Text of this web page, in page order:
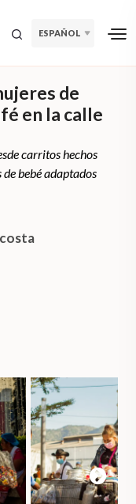
ESPAÑOL
de
en la calle
carritos hechos
bebé adaptados